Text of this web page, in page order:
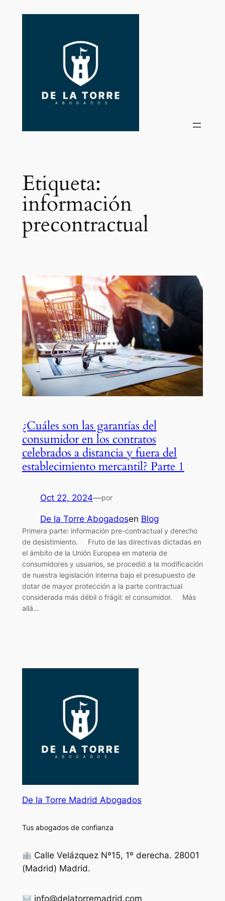
Etiqueta:
información
precontractual
¿Cuáles son las garantías del
consumidor en los contratos
celebrados a distancia y fuera del
establecimiento mercantil? Parte 1
Oct 22, 2024—por
De la Torre Abogadosen Blog
Primera parte: información pre-contractual y derecho
de desistimiento. Fruto de las directivas dictadas en
el ámbito de la Unión Europea en materia de
consumidores y usuarios, se procedió a la modificación
de nuestra legislación interna bajo el presupuesto de
dotar de mayor protección a la parte contractual
considerada más débil o frágil: el consumidor. Más
allá…
De la Torre Madrid Abogados
Tus abogados de confianza
Calle Velázquez Nº15, 1º derecha. 28001
(Madrid) Madrid.
info@delatorremadrid.com